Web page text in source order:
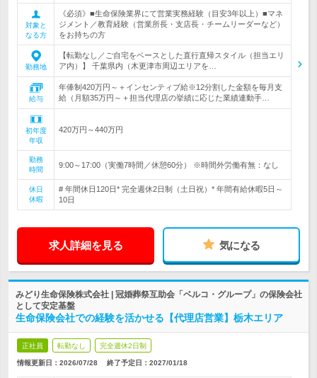
対象と
なる方
《必須》■生命保険業界にて営業実務経験（目安3年以上）■マネ
ジメント／教育経験（営業所長・支店長・チームリーダーなど）
をお持ちの方
勤務地
【転勤なし／ご自宅をベースとした直行直帰スタイル（担当エリ
ア内）】 千葉県内（木更津市周辺エリアを…
給与
年俸制420万円～＋インセンティブ給※12分割した金額を毎月支
給（月額35万円～＋担当代理店の挙績に応じた業績連動手…
初年度
年収
420万円～440万円
勤務
時間
9:00～17:00（実働7時間／休憩60分） ※時間外労働有無：なし
休日
休暇
# 年間休日120日* 完全週休2日制（土日祝）* 年間有給休暇5日～
10日
求人詳細を見る 気になる
みどり生命保険株式会社 | 冠婚葬祭互助会「ベルコ・グループ」の保険会社
として安定基盤
生命保険会社での経験を活かせる【代理店営業】栃木エリア
正社員 転勤なし 完全週休2日制
情報更新日：2026/07/28 終了予定日： 2027/01/18